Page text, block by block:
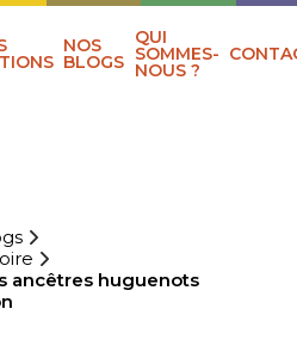
NOS
BLOGS
QUI
SOMMES-
NOUS ?
ancêtres huguenots